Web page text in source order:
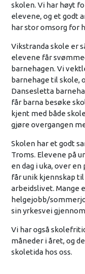
skolen. Vi har høyt
elevene, og et godt
har stor omsorg for
Vikstranda skole er
elevene får
barnehagen. Vi
barnehage til skole,
Dansesletta
får barna besøke
kjent med både
gjøre overgangen
Skolen har et godt
Troms. Elevene på
en dag i uka, over en
får unik kjennskap
arbeidslivet. Mange
helgejobb/
sin yrkesvei
Vi har også
måneder i året, og
skoletida hos oss.